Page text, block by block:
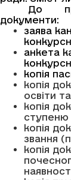
До
документи:
заява
анкета
копія
копія
освіти
копія
ступеню
копія
звання
копія